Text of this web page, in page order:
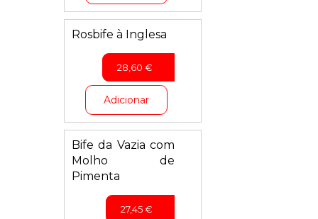
Rosbife à Inglesa
28,60 €
Adicionar
Bife da Vazia com
Molho de
Pimenta
27,45€